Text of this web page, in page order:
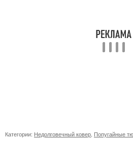
Категории: Недолговечный ковер Попугайные